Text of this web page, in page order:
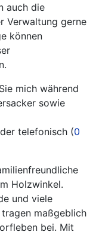
auch die
Verwaltung gerne
können
mich während
sowie
telefonisch (0
Holzwinkel.
und viele
maßgeblich
bei. Mit